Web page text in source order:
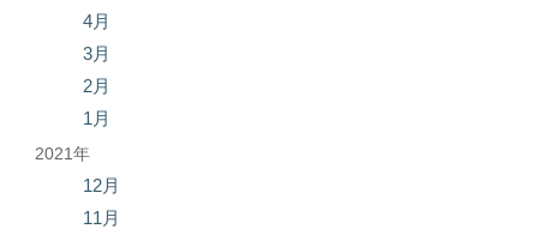
4月
3月
2月
1月
2021年
12月
11月